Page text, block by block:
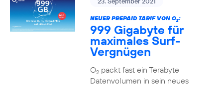
NEUER PREPAID TARIF VON O2:
999 Gigabyte für
maximales Surf-
Vergnügen
O2packt fast ein Terabyte
Datenvolumen in sein neues